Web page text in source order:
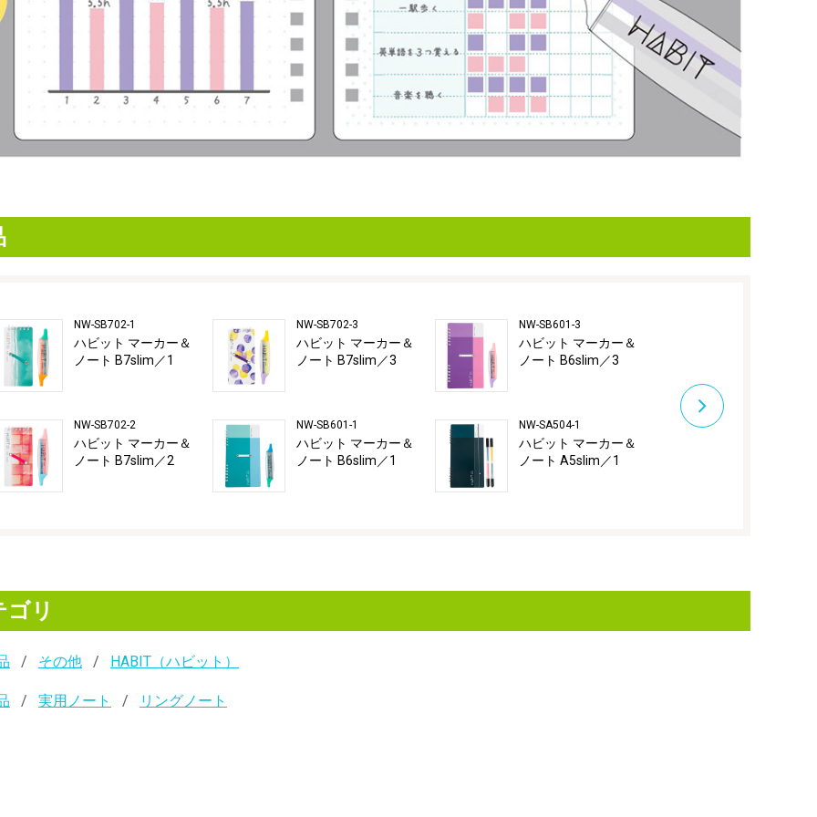
NW-SB702-1
ハビット マーカー＆
ノート B7slim／1
NW-SB702-2
ハビット マーカー＆
ノート B7slim／2
NW-SB702-3
ハビット マーカー＆
ノート B7slim／3
NW-SB601-1
ハビット マーカー＆
ノート B6slim／1
NW-SB601-3
ハビット マーカー＆
ノート B6slim／3
NW-SA504-1
ハビット マーカー＆
ノート A5slim／1
リ
その他 HABIT（ハビット）
実用ノート リングノート